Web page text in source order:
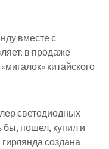
вместе с
в продаже
китайского
светодиодных
бы, пошел, купил и
создана